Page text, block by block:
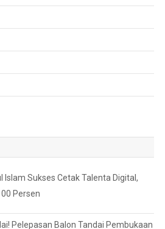
Islam Sukses Cetak Talenta Digital,
Persen
Pelepasan Balon Tandai Pembukaan